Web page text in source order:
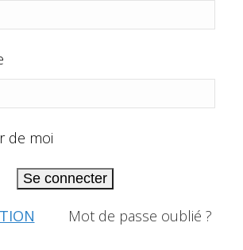
de moi
Se connecter
Mot de passe oublié ?